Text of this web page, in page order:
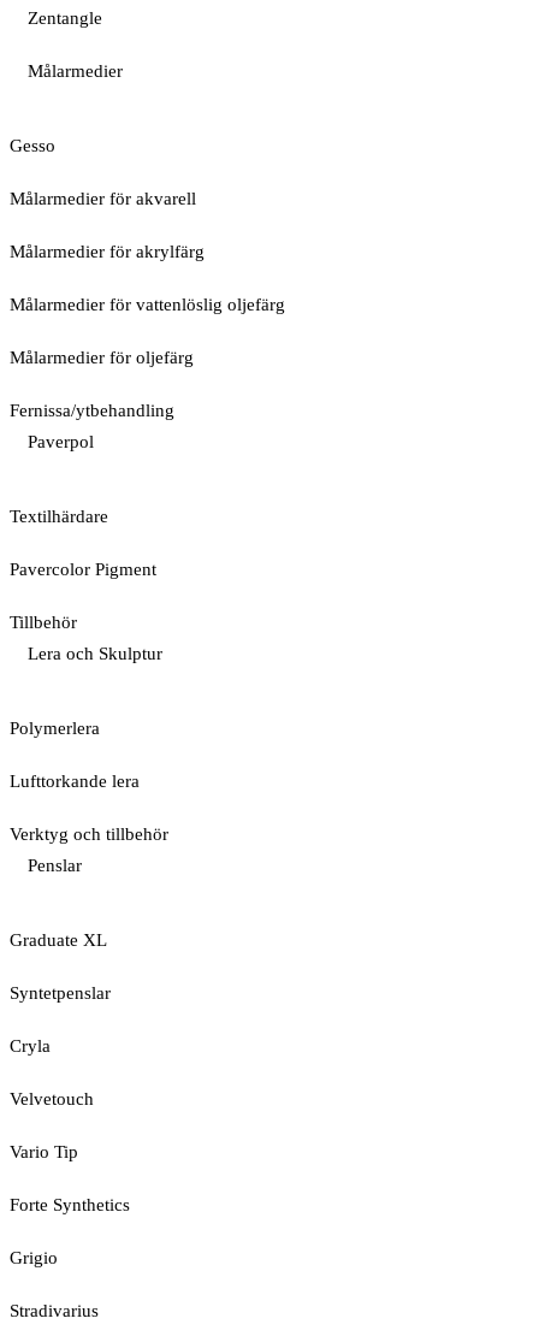
Zentangle
Målarmedier
Gesso
Målarmedier för akvarell
Målarmedier för akrylfärg
Målarmedier för vattenlöslig oljefärg
Målarmedier för oljefärg
Fernissa/ytbehandling
Paverpol
Textilhärdare
Pavercolor Pigment
Tillbehör
Lera och Skulptur
Polymerlera
Lufttorkande lera
Verktyg och tillbehör
Penslar
Graduate XL
Syntetpenslar
Cryla
Velvetouch
Vario Tip
Forte Synthetics
Grigio
Stradivarius